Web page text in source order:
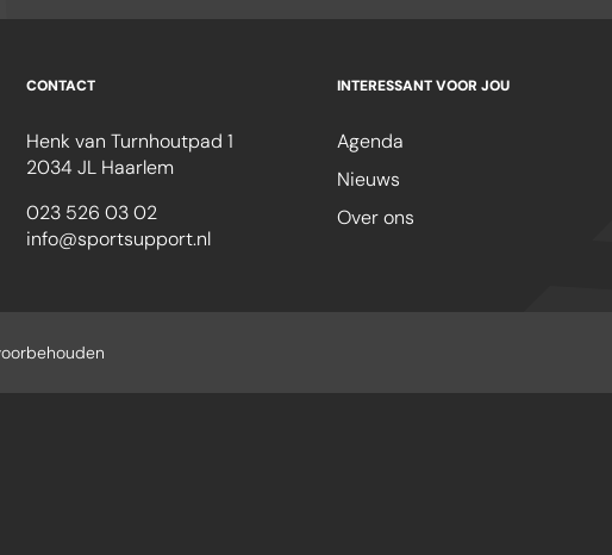
CONTACT
Henk van Turnhoutpad 1
2034 JL Haarlem
023 526 03 02
info@sportsupport.nl
INTERESSANT VOOR JOU
Agenda
Nieuws
Over ons